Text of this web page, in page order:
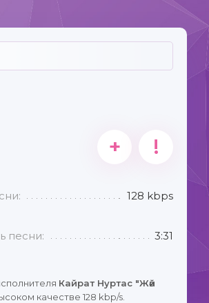
+ !
128 kbps
песни: 3:31
Кайрат Нуртас "Жәй
качестве 128 kbp/s.